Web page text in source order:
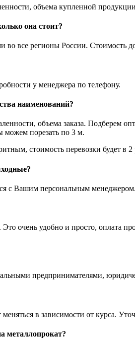
объема купленной
она стоит?
все регионы России. Стоимость
у менеджера по телефону.
наименований?
объема заказа. Подберем
можем порезать по 3 м.
стоимость перевозки будет в
с Вашим персональным
очень удобно и просто, оплата
предпринимателями,
в зависимости от курса.
металлопрокат?